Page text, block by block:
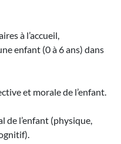
à l’accueil,
enfant (0 à 6 ans) dans
et morale de l’enfant.
de l’enfant (physique,